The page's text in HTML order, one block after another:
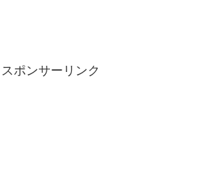
スポンサーリンク